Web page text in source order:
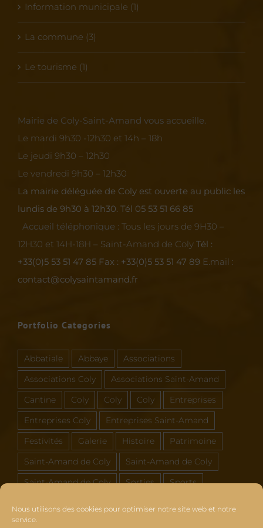
Nous utilisons des cookies pour optimiser notre site web et notre
service.
Information municipale (1)
La commune (3)
Le tourisme (1)
Mairie de Coly-Saint-Amand vous accueille.
Le mardi 9h30 -12h30 et 14h – 18h
Le jeudi 9h30 – 12h30
Le vendredi 9h30 – 12h30
La mairie déléguée de Coly est ouverte au public les
lundis de 9h30 à 12h30. Tél 05 53 51 66 85
Accueil téléphonique : Tous les jours de 9H30 –
12H30 et 14H-18H – Saint-Amand de Coly Tél :
+33(0)5 53 51 47 85 Fax : +33(0)5 53 51 47 89 E.mail :
contact@colysaintamand.fr
Portfolio Categories
Abbatiale Abbaye Associations
Associations Coly Associations Saint-Amand
Cantine Coly Coly Coly Entreprises
Entreprises Coly Entreprises Saint-Amand
Festivités Galerie Histoire Patrimoine
Saint-Amand de Coly Saint-Amand de Coly
Saint-Amand de Coly Sorties Sports